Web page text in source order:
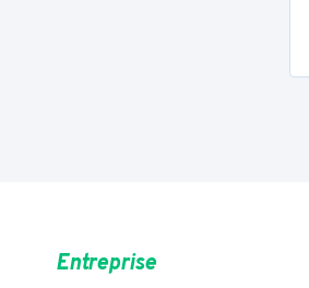
Entreprise